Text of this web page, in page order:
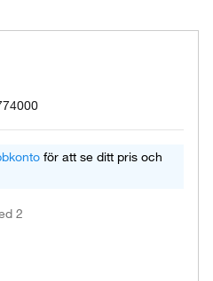
för att se ditt pris och
2